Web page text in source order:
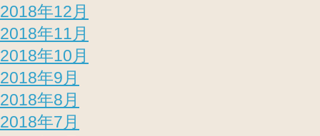
2018年12月
2018年11月
2018年10月
2018年9月
2018年8月
2018年7月